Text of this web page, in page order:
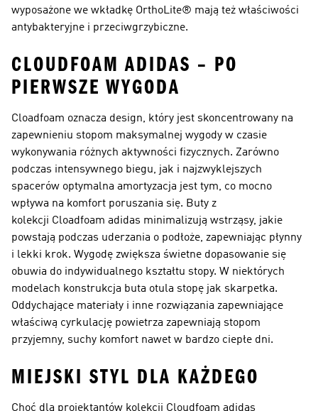
wyposażone we wkładkę OrthoLite® mają też właściwości
antybakteryjne i przeciwgrzybiczne.
CLOUDFOAM ADIDAS – PO
PIERWSZE WYGODA
Cloadfoam oznacza design, który jest skoncentrowany na
zapewnieniu stopom maksymalnej wygody w czasie
wykonywania różnych aktywności fizycznych. Zarówno
podczas intensywnego biegu, jak i najzwyklejszych
spacerów optymalna amortyzacja jest tym, co mocno
wpływa na komfort poruszania się. Buty z
kolekcji Cloadfoam adidas minimalizują wstrząsy, jakie
powstają podczas uderzania o podłoże, zapewniając płynny
i lekki krok. Wygodę zwiększa świetne dopasowanie się
obuwia do indywidualnego kształtu stopy. W niektórych
modelach konstrukcja buta otula stopę jak skarpetka.
Oddychające materiały i inne rozwiązania zapewniające
właściwą cyrkulację powietrza zapewniają stopom
przyjemny, suchy komfort nawet w bardzo ciepłe dni.
MIEJSKI STYL DLA KAŻDEGO
Choć dla projektantów kolekcji Cloudfoam adidas